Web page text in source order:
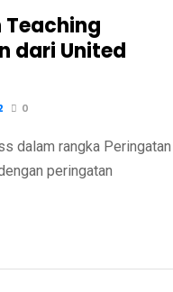
Teaching
dari United
0
dalam rangka Peringatan
peringatan